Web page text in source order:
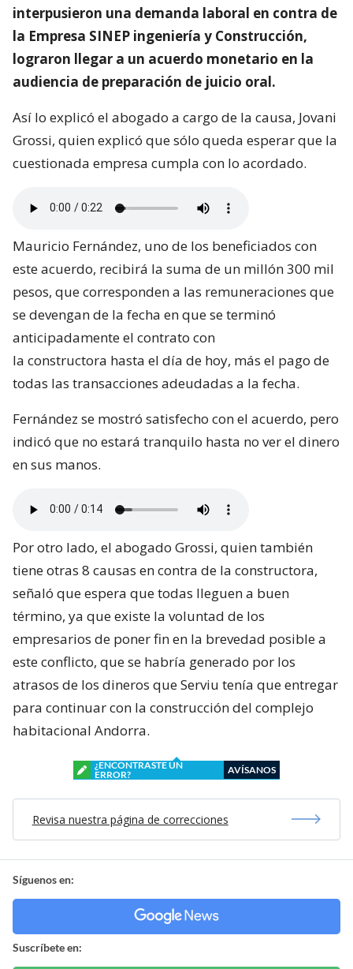
interpusieron una demanda laboral en contra de
la Empresa SINEP ingeniería y Construcción,
lograron llegar a un acuerdo monetario en la
audiencia de preparación de juicio oral.
Así lo explicó el abogado a cargo de la causa, Jovani
Grossi, quien explicó que sólo queda esperar que la
cuestionada empresa cumpla con lo acordado.
Mauricio Fernández, uno de los beneficiados con
este acuerdo, recibirá la suma de un millón 300 mil
pesos, que corresponden a las remuneraciones que
se devengan de la fecha en que se terminó
anticipadamente el contrato con
la constructora hasta el día de hoy, más el pago de
todas las transacciones adeudadas a la fecha.
Fernández se mostró satisfecho con el acuerdo, pero
indicó que no estará tranquilo hasta no ver el dinero
en sus manos.
Por otro lado, el abogado Grossi, quien también
tiene otras 8 causas en contra de la constructora,
señaló que espera que todas lleguen a buen
término, ya que existe la voluntad de los
empresarios de poner fin en la brevedad posible a
este conflicto, que se habría generado por los
atrasos de los dineros que Serviu tenía que entregar
para continuar con la construcción del complejo
habitacional Andorra.
¿ENCONTRASTE UN
ERROR?
AVÍSANOS
Revisa nuestra página de correcciones
Síguenos en:
Suscríbete en: